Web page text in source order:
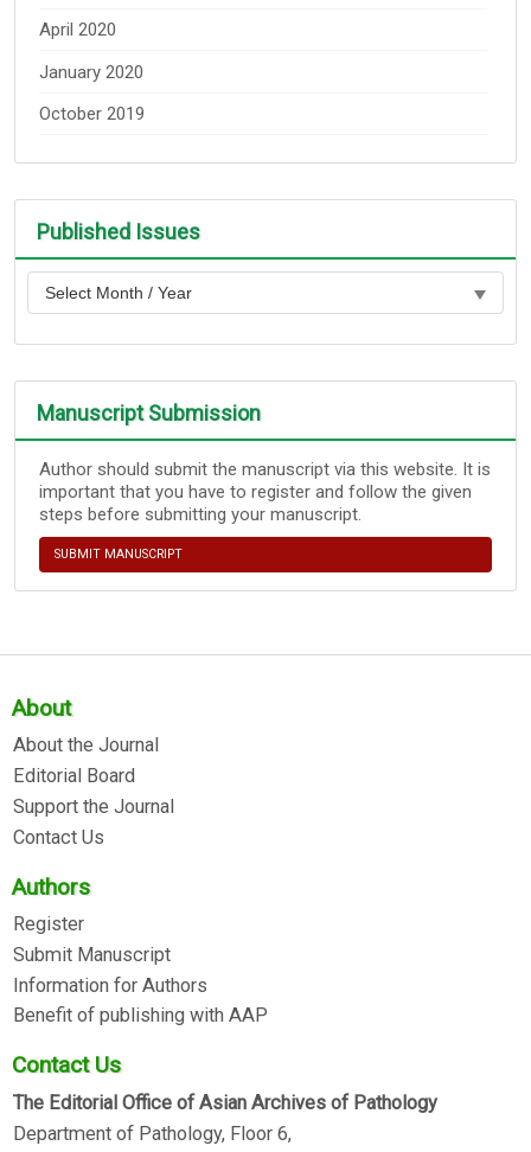
April 2020
January 2020
October 2019
Published Issues
Manuscript Submission
Author should submit the manuscript via this website. It is
important that you have to register and follow the given
steps before submitting your manuscript.
SUBMIT MANUSCRIPT
About
About the Journal
Editorial Board
Support the Journal
Contact Us
Authors
Register
Submit Manuscript
Information for Authors
Benefit of publishing with AAP
Contact Us
The Editorial Office of Asian Archives of Pathology
Department of Pathology, Floor 6,